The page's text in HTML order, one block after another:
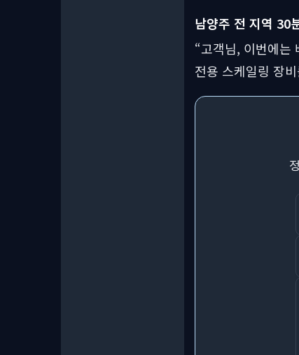
남양주 전 지역 30
“고객님, 이번에는
전용 스케일링 장